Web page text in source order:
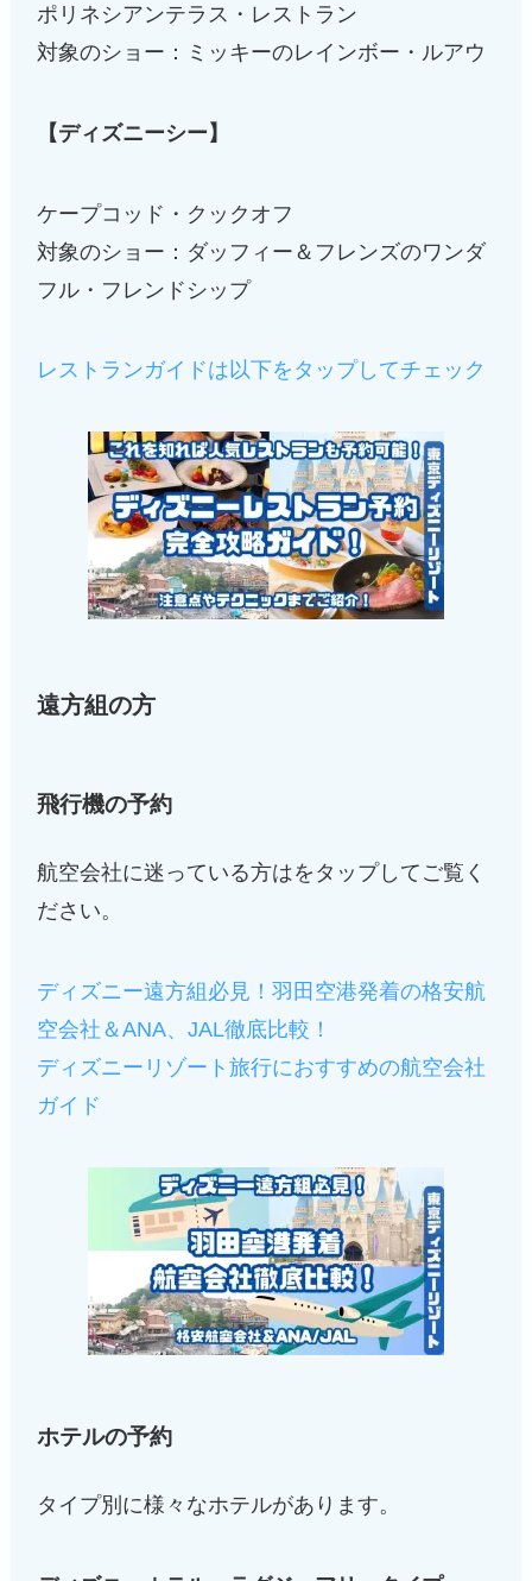
ポリネシアンテラス・レストラン
対象のショー：ミッキーのレインボー・ルアウ
【ディズニーシー】
ケープコッド・クックオフ
対象のショー：ダッフィー＆フレンズのワンダ
フル・フレンドシップ
レストランガイドは以下をタップしてチェック
遠方組の方
飛行機の予約
航空会社に迷っている方はをタップしてご覧く
ださい。
ディズニー遠方組必見！羽田空港発着の格安航
空会社＆ANA、JAL徹底比較！
ディズニーリゾート旅行におすすめの航空会社
ガイド
ホテルの予約
タイプ別に様々なホテルがあります。